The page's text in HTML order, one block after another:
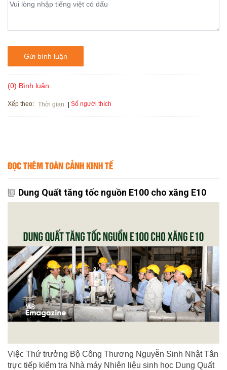
Gửi bình luận
(0) Bình luận
Xếp theo: Thời gian Số người thích
ĐỌC THÊM TOÀN CẢNH KINH TẾ
Dung Quất tăng tốc nguồn E100 cho xăng E10
Việc Thứ trưởng Bộ Công Thương Nguyễn Sinh Nhật Tân
trực tiếp kiểm tra Nhà máy Nhiên liệu sinh học Dung Quất